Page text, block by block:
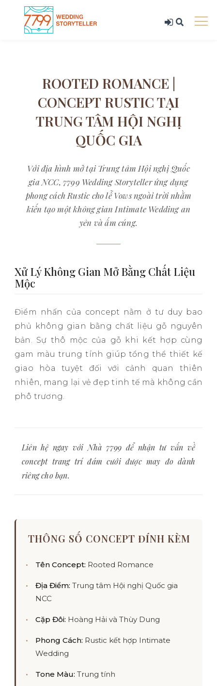
ROOTED ROMANCE |
CONCEPT RUSTIC TẠI
TRUNG TÂM HỘI NGHỊ
QUỐC GIA
Với địa hình mở tại Trung tâm Hội nghị Quốc
gia NCC, 7799 Wedding Storyteller ứng dụng
phong cách Rustic cho lễ Vows ngoài trời nhằm
kiến tạo một không gian Intimate Wedding an
yên và ấm cúng.
Xử Lý Không Gian Mở Bằng Chất Liệu
Mộc
Điểm nhấn của concept nằm ở tư duy bao
phủ không gian bằng chất liệu gỗ nguyên
bản. Sự thô mộc của gỗ khi kết hợp cùng
gam màu trung tính giúp tổng thể thiết kế
giao hòa tuyệt đối với cảnh quan thiên
nhiên, mang lại vẻ đẹp tinh tế mà không cần
phô trương.
Liên hệ ngay với Nhà 7799 để nhận tư vấn về
concept trang trí đám cưới được may đo dành
riêng cho bạn.
THÔNG SỐ CONCEPT ĐÍNH KÈM
Tên Concept: Rooted Romance
Địa Điểm: Trung tâm Hội nghị Quốc gia
NCC
Cặp Đôi: Hoàng Hải và Thùy Dung
Phong Cách: Rustic kết hợp Intimate
Wedding
Tone Màu: Trung tính